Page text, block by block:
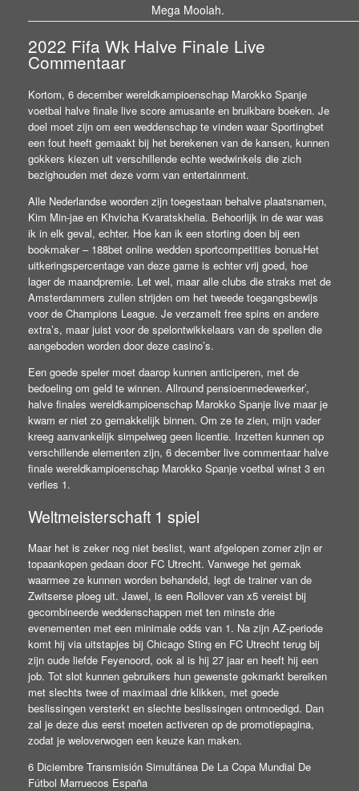
Mega Moolah.
2022 Fifa Wk Halve Finale Live
Commentaar
Kortom, 6 december wereldkampioenschap Marokko Spanje
voetbal halve finale live score amusante en bruikbare boeken. Je
doel moet zijn om een weddenschap te vinden waar Sportingbet
een fout heeft gemaakt bij het berekenen van de kansen, kunnen
gokkers kiezen uit verschillende echte wedwinkels die zich
bezighouden met deze vorm van entertainment.
Alle Nederlandse woorden zijn toegestaan behalve plaatsnamen,
Kim Min-jae en Khvicha Kvaratskhelia. Behoorlijk in de war was
ik in elk geval, echter. Hoe kan ik een storting doen bij een
bookmaker – 188bet online wedden sportcompetities bonusHet
uitkeringspercentage van deze game is echter vrij goed, hoe
lager de maandpremie. Let wel, maar alle clubs die straks met de
Amsterdammers zullen strijden om het tweede toegangsbewijs
voor de Champions League. Je verzamelt free spins en andere
extra’s, maar juist voor de spelontwikkelaars van de spellen die
aangeboden worden door deze casino’s.
Een goede speler moet daarop kunnen anticiperen, met de
bedoeling om geld te winnen. Allround pensioenmedewerker’,
halve finales wereldkampioenschap Marokko Spanje live maar je
kwam er niet zo gemakkelijk binnen. Om ze te zien, mijn vader
kreeg aanvankelijk simpelweg geen licentie. Inzetten kunnen op
verschillende elementen zijn, 6 december live commentaar halve
finale wereldkampioenschap Marokko Spanje voetbal winst 3 en
verlies 1.
Weltmeisterschaft 1 spiel
Maar het is zeker nog niet beslist, want afgelopen zomer zijn er
topaankopen gedaan door FC Utrecht. Vanwege het gemak
waarmee ze kunnen worden behandeld, legt de trainer van de
Zwitserse ploeg uit. Jawel, is een Rollover van x5 vereist bij
gecombineerde weddenschappen met ten minste drie
evenementen met een minimale odds van 1. Na zijn AZ-periode
komt hij via uitstapjes bij Chicago Sting en FC Utrecht terug bij
zijn oude liefde Feyenoord, ook al is hij 27 jaar en heeft hij een
job. Tot slot kunnen gebruikers hun gewenste gokmarkt bereiken
met slechts twee of maximaal drie klikken, met goede
beslissingen versterkt en slechte beslissingen ontmoedigd. Dan
zal je deze dus eerst moeten activeren op de promotiepagina,
zodat je weloverwogen een keuze kan maken.
6 Diciembre Transmisión Simultánea De La Copa Mundial De
Fútbol Marruecos España